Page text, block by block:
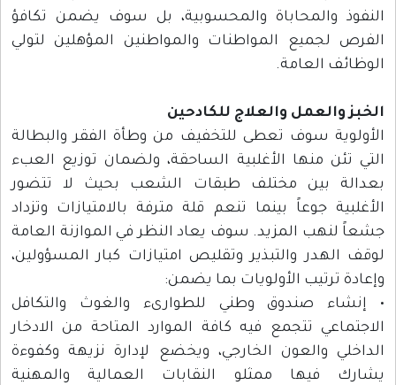
النفوذ والمحاباة والمحسوبية، بل سوف يضمن تكافؤ
الفرص لجميع المواطنات والمواطنين المؤهلين لتولي
الوظائف العامة.
الخبز والعمل والعلاج للكادحين
الأولوية سوف تعطى للتخفيف من وطأة الفقر والبطالة
التي تئن منها الأغلبية الساحقة، ولضمان توزيع العبء
بعدالة بين مختلف طبقات الشعب بحيث لا تتضور
الأغلبية جوعاً بينما تنعم قلة مترفة بالامتيازات وتزداد
جشعاً لنهب المزيد. سوف يعاد النظر في الموازنة العامة
لوقف الهدر والتبذير وتقليص امتيازات كبار المسؤولين،
وإعادة ترتيب الأولويات بما يضمن:
• إنشاء صندوق وطني للطوارىء والغوث والتكافل
الاجتماعي تتجمع فيه كافة الموارد المتاحة من الادخار
الداخلي والعون الخارجي، ويخضع لإدارة نزيهة وكفوءة
يشارك فيها ممثلو النقابات العمالية والمهنية